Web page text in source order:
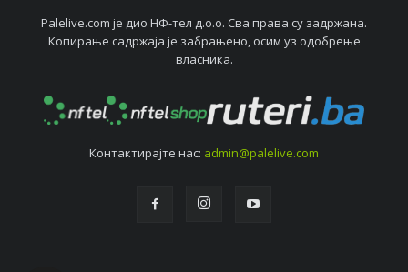
Palelive.com јe дио НФ-тeл д.о.о. Сва права су задржана.
Копирањe садржаја јe забрањeно, осим уз одобрeњe
власника.
Контактирајтe нас: admin@palelive.com